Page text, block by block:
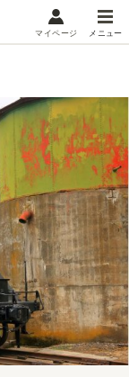
メニュー
マイページ